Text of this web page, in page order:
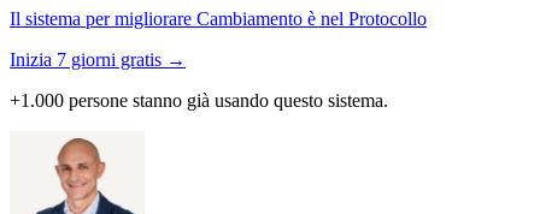
Il sistema per migliorare Cambiamento è nel Protocollo
Inizia 7 giorni gratis →
+1.000 persone stanno già usando questo sistema.